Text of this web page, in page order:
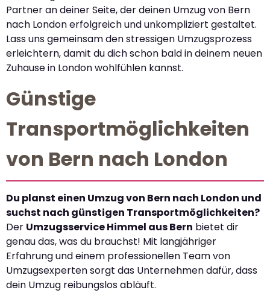
Partner an deiner Seite, der deinen Umzug von Bern
nach London erfolgreich und unkompliziert gestaltet.
Lass uns gemeinsam den stressigen Umzugsprozess
erleichtern, damit du dich schon bald in deinem neuen
Zuhause in London wohlfühlen kannst.
Günstige
Transportmöglichkeiten
von Bern nach London
Du planst einen Umzug von Bern nach London und
suchst nach günstigen Transportmöglichkeiten?
Der Umzugsservice Himmel aus Bern bietet dir
genau das, was du brauchst! Mit langjähriger
Erfahrung und einem professionellen Team von
Umzugsexperten sorgt das Unternehmen dafür, dass
dein Umzug reibungslos abläuft.